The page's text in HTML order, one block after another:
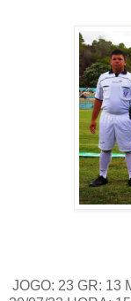
JOGO: 23 GR: 13